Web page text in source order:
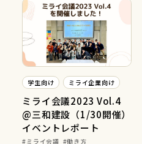
学生向け ミライ企業向け
ミライ会議2023 Vol.4
@三和建設（1/30開催）
イベントレポート
ミライ会議
働き方